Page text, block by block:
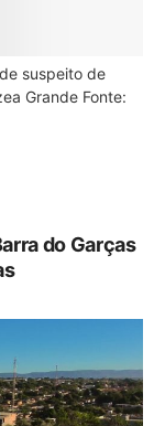
suspeito de
Grande Fonte:
do Garças